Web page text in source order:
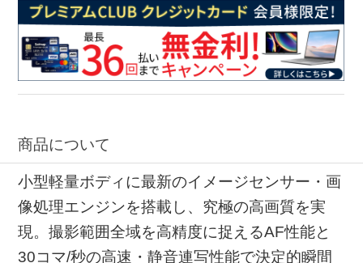
商品について
小型軽量ボディに最新のイメージセンサー・画
像処理エンジンを搭載し、究極の高画質を実
現。撮影範囲全域を高精度に捉えるAF性能と
30コマ/秒の高速・静音連写性能で決定的瞬間